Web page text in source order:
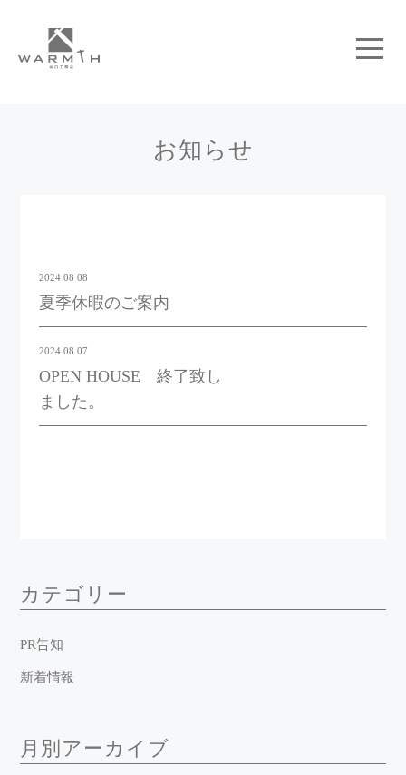
お知らせ
2024 08 08
夏季休暇のご案内
2024 08 07
OPEN HOUSE 終了致し
ました。
カテゴリー
PR告知
新着情報
月別アーカイブ